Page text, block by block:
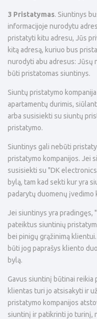
3 Pristatymas. Siuntinys
informacijoje nurodytu
pristatyti kitu adresu, Jūs
kitą adresą, kuriuo bus
nurodyti abu adresus: Jūsų
būti pristatomas siuntinys.
Siuntų pristatymo
apartamentų durimis,
arba susisiekti su siuntų
pristatymo.
Siuntinys gali nebūti
pristatymo kompanijos. Jei
susisiekti su "DK
bylą, tam kad sekti kur yra
padarytų duomenų įvedimo
Jei siuntinys yra
pateiktus siuntinių
bei pinigų grąžinimą
būti jog paprašys kliento
bylą.
Gavus siuntinį būtinai reikia
klientas turi jo atsisakyti ir
pristatymo kompanijos
siuntinį ir patikrinti jo turinį,